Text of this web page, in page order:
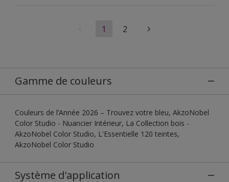
1 2
Gamme de couleurs
Couleurs de l’Année 2026 – Trouvez votre bleu, AkzoNobel
Color Studio - Nuancier Intérieur, La Collection bois -
AkzoNobel Color Studio, L'Essentielle 120 teintes,
AkzoNobel Color Studio
Système d'application